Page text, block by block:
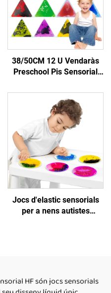
38/50CM 12 U Vendaràs
Preschool Pis Sensorial
Decoració Escolar Tapes
Líquides Sensorials Per A
Juguets Montessori
Jocs d'elastic sensorials
per a nens autistes
HF són jocs sensorials